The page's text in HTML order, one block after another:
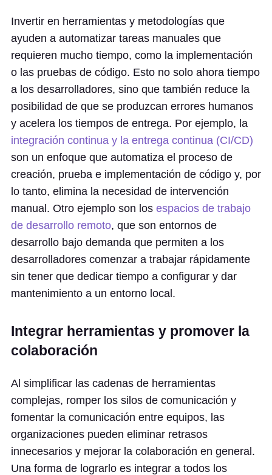
Invertir en herramientas y metodologías que
ayuden a automatizar tareas manuales que
requieren mucho tiempo, como la implementación
o las pruebas de código. Esto no solo ahora tiempo
a los desarrolladores, sino que también reduce la
posibilidad de que se produzcan errores humanos
y acelera los tiempos de entrega. Por ejemplo, la
integración continua y la entrega continua (CI/CD)
son un enfoque que automatiza el proceso de
creación, prueba e implementación de código y, por
lo tanto, elimina la necesidad de intervención
manual. Otro ejemplo son los espacios de trabajo
de desarrollo remoto, que son entornos de
desarrollo bajo demanda que permiten a los
desarrolladores comenzar a trabajar rápidamente
sin tener que dedicar tiempo a configurar y dar
mantenimiento a un entorno local.
Integrar herramientas y promover la
colaboración
Al simplificar las cadenas de herramientas
complejas, romper los silos de comunicación y
fomentar la comunicación entre equipos, las
organizaciones pueden eliminar retrasos
innecesarios y mejorar la colaboración en general.
Una forma de lograrlo es integrar a todos los